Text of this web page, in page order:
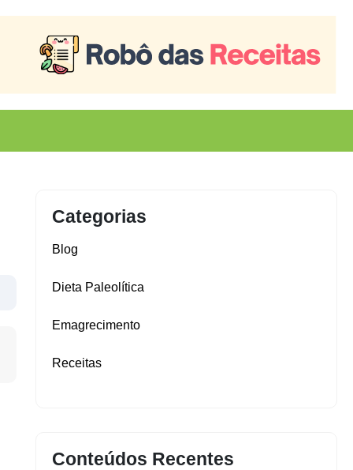
Categorias
Blog
Dieta Paleolítica
Emagrecimento
Receitas
Conteúdos Recentes